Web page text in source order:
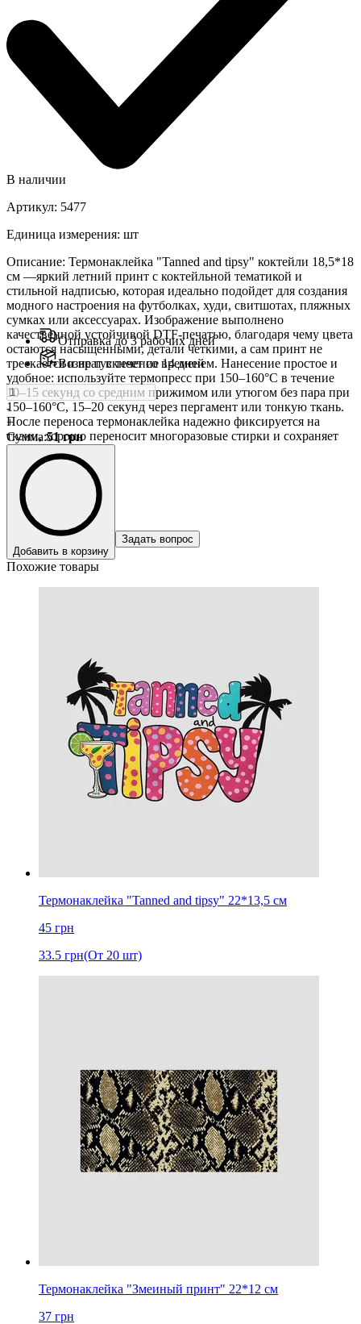
В наличии
Артикул: 5477
Единица измерения: шт
Описание: Термонаклейка "Tanned and tipsy" коктейли 18,5*18
см —яркий летний принт с коктейльной тематикой и
стильной надписью, которая идеально подойдет для создания
модного настроения на футболках, худи, свитшотах, пляжных
сумках или аксессуарах. Изображение выполнено
качественной устойчивой DTF-печатью, благодаря чему цвета
остаются насыщенными, детали четкими, а сам принт не
трескается и не тускнеет со временем. Нанесение простое и
удобное: используйте термопресс при 150–160°C в течение
10–15 секунд со средним прижимом или утюгом без пара при
150–160°C, 15–20 секунд через пергамент или тонкую ткань.
После переноса термонаклейка надежно фиксируется на
ткани, хорошо переносит многоразовые стирки и сохраняет
аккуратный вид.
Отправка до 3 рабочих дней
Возврат в течение 14 дней
-
+
Сумма:51 грн
Добавить в корзину
Задать вопрос
Похожие товары
Термонаклейка "Tanned and tipsy" 22*13,5 см
45 грн
33.5 грн(От 20 шт)
Термонаклейка "Змеиный принт" 22*12 см
37 грн